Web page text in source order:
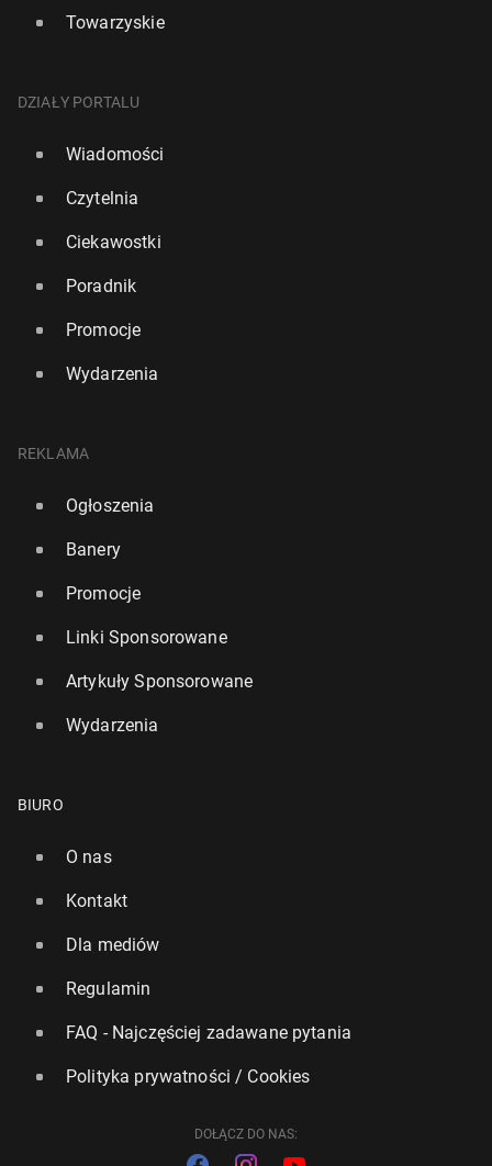
pomaga oszczę­dzać na rze­czach dla dzieci
Poznaj hi­sto­rię por. Bohdana Andersa - pol­skie­go
Towarzyskie
DZIAŁY PORTALU
Wiadomości
Czytelnia
Ciekawostki
Poradnik
Promocje
Wydarzenia
REKLAMA
Ogłoszenia
Banery
Promocje
Linki Sponsorowane
Artykuły Sponsorowane
Wydarzenia
BIURO
O nas
Kontakt
Dla mediów
Regulamin
FAQ - Najczęściej zadawane pytania
Polityka prywatności / Cookies
DOŁĄCZ DO NAS: